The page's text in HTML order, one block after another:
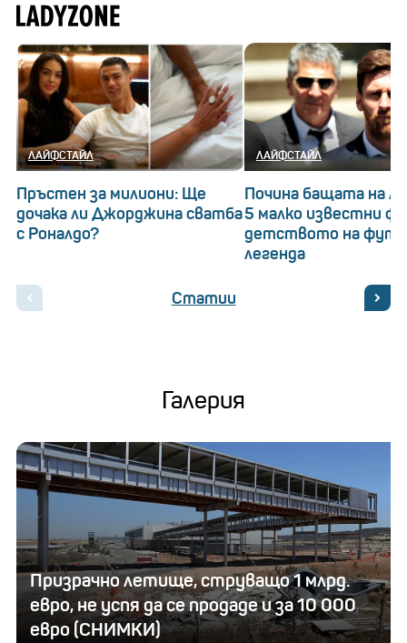
ЛАЙФСТАЙЛ
Пръстен за милиони: Ще
дочака ли Джорджина сватба
с Роналдо?
ЛАЙФСТАЙЛ
Почина бащата на
5 малко известни
детството на
легенда
Статии
Галерия
Призрачно летище, струващо 1 млрд.
евро, не успя да се продаде и за 10 000
евро (СНИМКИ)